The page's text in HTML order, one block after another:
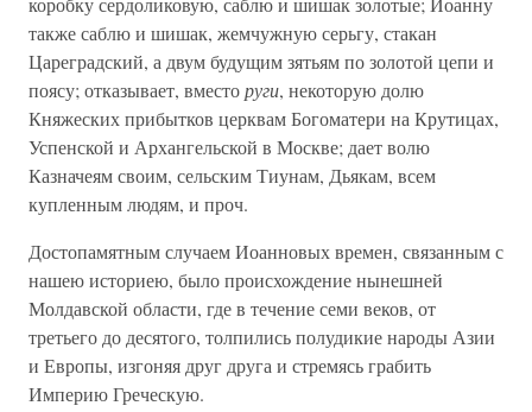
также саблю и шишак, жемчужную серьгу, стакан
Цареградский, а двум будущим зятьям по золотой цепи и
поясу; отказывает, вместоруги, некоторую долю
Княжеских прибытков церквам Богоматери на Крутицах,
Успенской и Архангельской в Москве; дает волю
Казначеям своим, сельским Тиунам, Дьякам, всем
купленным людям, и проч.
Достопамятным случаем Иоанновых времен, связанным с
нашею историею, было происхождение нынешней
Молдавской области, где в течение семи веков, от
третьего до десятого, толпились полудикие народы Азии
и Европы, изгоняя друг друга и стремясь грабить
Империю Греческую.